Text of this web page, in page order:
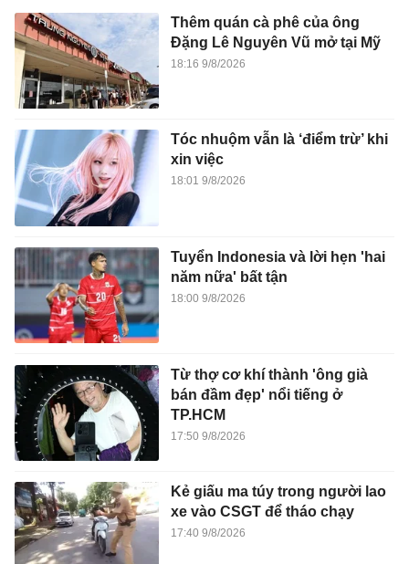
Thêm quán cà phê của ông
Đặng Lê Nguyên Vũ mở tại Mỹ
18:16 9/8/2026
Tóc nhuộm vẫn là ‘điểm trừ’ khi
xin việc
18:01 9/8/2026
Tuyển Indonesia và lời hẹn 'hai
năm nữa' bất tận
18:00 9/8/2026
Từ thợ cơ khí thành 'ông già
bán đầm đẹp' nổi tiếng ở
TP.HCM
17:50 9/8/2026
Kẻ giấu ma túy trong người lao
xe vào CSGT để tháo chạy
17:40 9/8/2026